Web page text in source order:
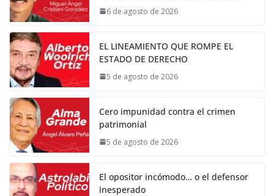
6 de agosto de 2026
EL LINEAMIENTO QUE ROMPE EL
ESTADO DE DERECHO
5 de agosto de 2026
Cero impunidad contra el crimen
patrimonial
5 de agosto de 2026
El opositor incómodo… o el defensor
inesperado